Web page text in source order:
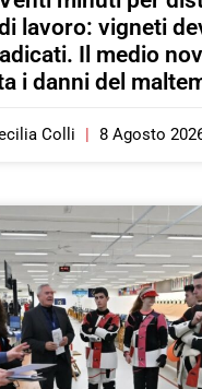
lavoro: vigneti
Il medio
i danni del
Colli 8 Agosto